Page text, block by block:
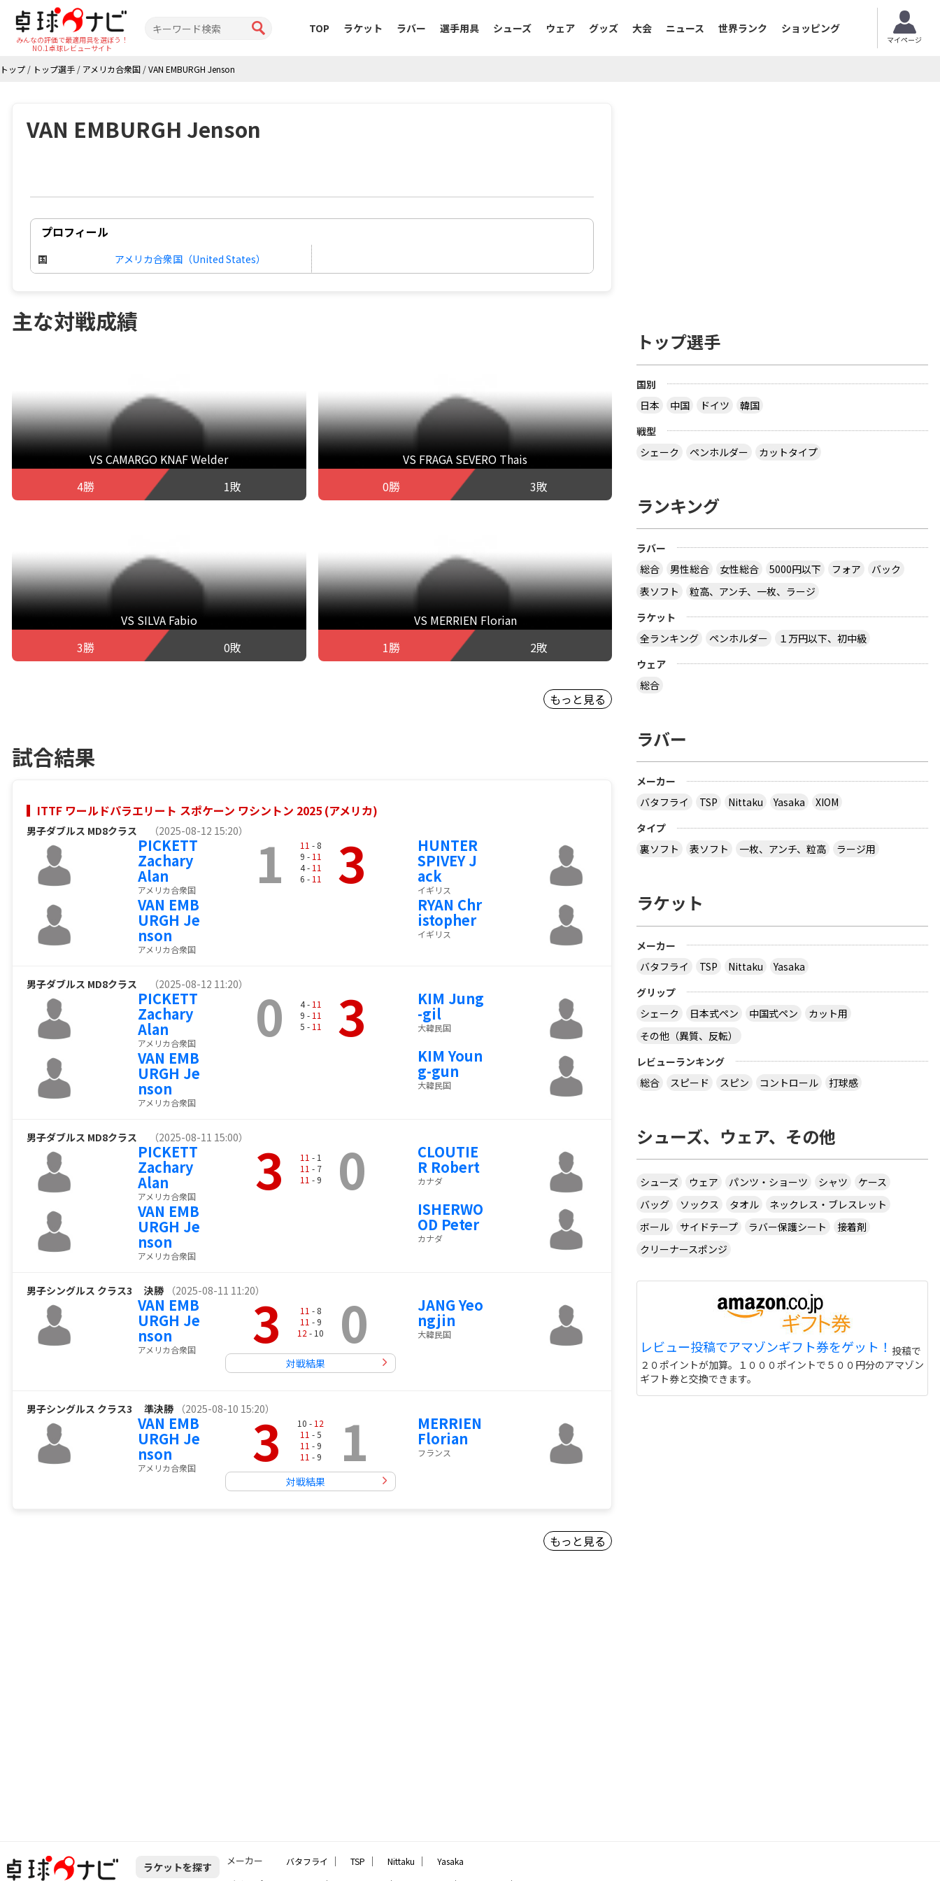
みんなの評価で最適用具を選ぼう！
NO.1卓球レビューサイト
TOP ラケット ラバー 選手用具 シューズ ウェア グッズ 大会 ニュース 世界ランク ショッピング
マイページ
トップ / トップ選手 / アメリカ合衆国 /VAN EMBURGH Jenson
VAN EMBURGH Jenson
プロフィール
国 アメリカ合衆国（United States）
主な対戦成績
VS CAMARGO KNAF Welder
4勝
1敗
VS FRAGA SEVERO Thais
0勝
3敗
VS SILVA Fabio
3勝
0敗
VS MERRIEN Florian
1勝
2敗
もっと見る
試合結果
ITTF ワールドパラエリート スポケーン ワシントン 2025 (アメリカ)
男子ダブルス MD8クラス （2025-08-12 15:20）
PICKETT
Zachary
Alan
アメリカ合衆国
VAN EMB
URGH Je
nson
アメリカ合衆国
1 11 - 8
9 - 11
4 - 11
6 - 11 3 HUNTER
SPIVEY J
ack
イギリス
RYAN Chr
istopher
イギリス
男子ダブルス MD8クラス （2025-08-12 11:20）
PICKETT
Zachary
Alan
アメリカ合衆国
VAN EMB
URGH Je
nson
アメリカ合衆国
0 4 - 11
9 - 11
5 - 11 3 KIM Jung
-gil
大韓民国
KIM Youn
g-gun
大韓民国
男子ダブルス MD8クラス （2025-08-11 15:00）
PICKETT
Zachary
Alan
アメリカ合衆国
VAN EMB
URGH Je
nson
アメリカ合衆国
3 11 - 1
11 - 7
11 - 9 0 CLOUTIE
R Robert
カナダ
ISHERWO
OD Peter
カナダ
男子シングルス クラス3 決勝 （2025-08-11 11:20）
VAN EMB
URGH Je
nson
アメリカ合衆国 3 11 - 8
11 - 9
12 - 10 0
対戦結果
JANG Yeo
ngjin
大韓民国
男子シングルス クラス3 準決勝 （2025-08-10 15:20）
VAN EMB
URGH Je
nson
アメリカ合衆国 3 10 - 12
11 - 5
11 - 9
11 - 9 1
対戦結果
MERRIEN
Florian
フランス
もっと見る
トップ選手
国別
日本
中国 ドイツ
韓国
戦型
シェーク
ペンホルダー カットタイプ
ランキング
ラバー
総合
男性総合 女性総合 5000円以下 フォア
バック
表ソフト
粒高、アンチ、一枚、ラージ
ラケット
全ランキング
ペンホルダー
１万円以下、初中級
ウェア
総合
ラバー
メーカー
バタフライ
TSP Nittaku Yasaka
XIOM
タイプ
裏ソフト
表ソフト 一枚、アンチ、粒高 ラージ用
ラケット
メーカー
バタフライ
TSP Nittaku
Yasaka
グリップ
シェーク
日本式ペン 中国式ペン
カット用
その他（異質、反転）
レビューランキング
総合
スピード スピン コントロール 打球感
シューズ、ウェア、その他
シューズ ウェア パンツ・ショーツ シャツ
ケース
バッグ
ソックス タオル
ネックレス・ブレスレット
ボール
サイドテープ ラバー保護シート
接着剤
クリーナースポンジ
レビュー投稿でアマゾンギフト券をゲット！ 投稿で
２０ポイントが加算。１０００ポイントで５００円分のアマゾン
ギフト券と交換できます。
ラケットを探す メーカー バタフライ ｜ TSP ｜ Nittaku ｜ Yasaka